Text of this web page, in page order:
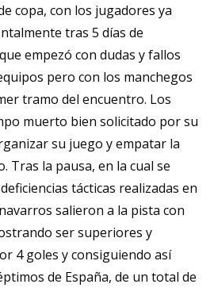
copa, con los jugadores ya
tras 5 días de
empezó con dudas y fallos
pero con los manchegos
tramo del encuentro. Los
muerto bien solicitado por su
su juego y empatar la
Tras la pausa, en la cual se
tácticas realizadas en
salieron a la pista con
ser superiores y
4 goles y consiguiendo así
de España, de un total de